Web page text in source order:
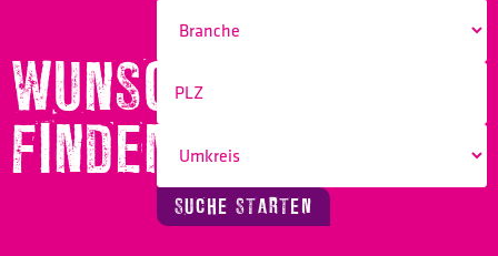
WUNSCHBERUF
FINDEN!
SUCHE STARTEN